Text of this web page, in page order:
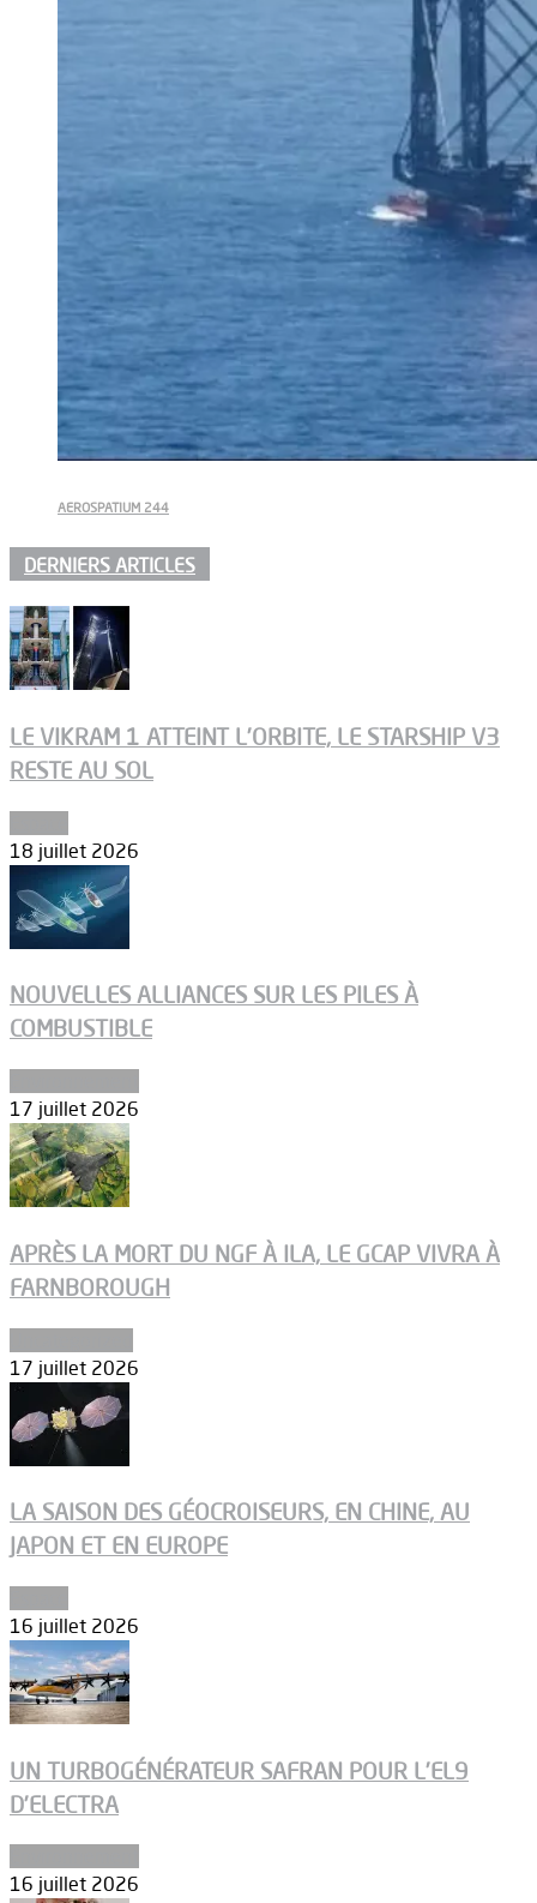
AEROSPATIUM 244
DERNIERS ARTICLES
LE VIKRAM 1 ATTEINT L’ORBITE, LE STARSHIP V3
RESTE AU SOL
18 juillet 2026
NOUVELLES ALLIANCES SUR LES PILES À
COMBUSTIBLE
17 juillet 2026
APRÈS LA MORT DU NGF À ILA, LE GCAP VIVRA À
FARNBOROUGH
17 juillet 2026
LA SAISON DES GÉOCROISEURS, EN CHINE, AU
JAPON ET EN EUROPE
16 juillet 2026
UN TURBOGÉNÉRATEUR SAFRAN POUR L’EL9
D’ELECTRA
16 juillet 2026